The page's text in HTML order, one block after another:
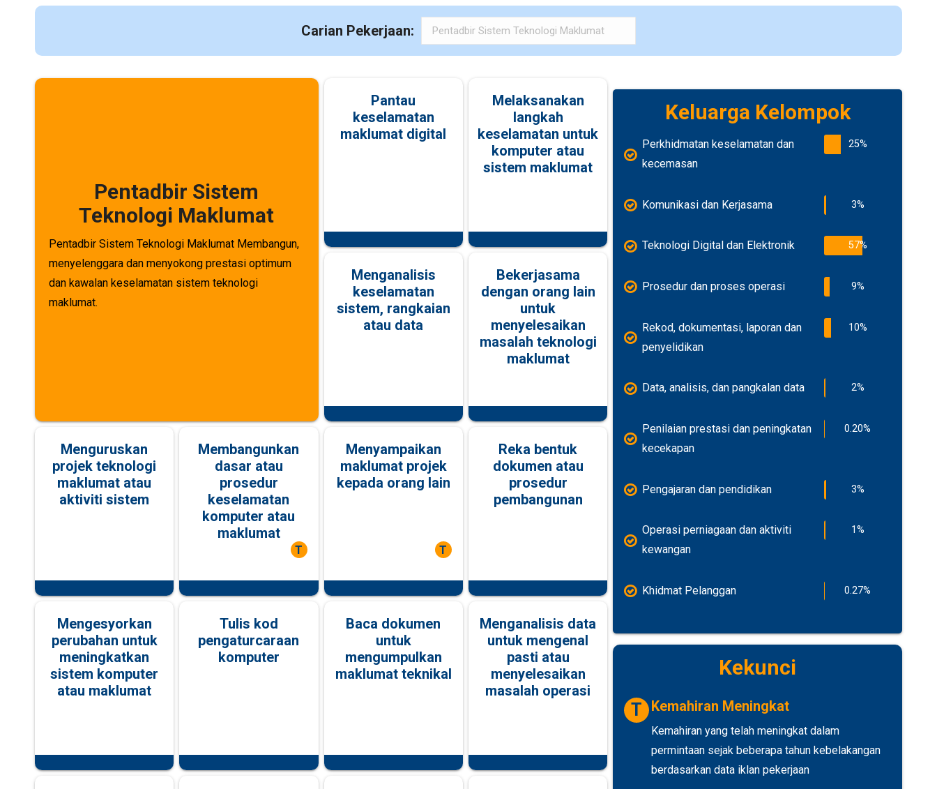
Carian Pekerjaan:
Pentadbir Sistem
Teknologi Maklumat
Pentadbir Sistem Teknologi Maklumat Membangun,
menyelenggara dan menyokong prestasi optimum
dan kawalan keselamatan sistem teknologi
maklumat.
Pantau
keselamatan
maklumat digital
Melaksanakan
langkah
keselamatan untuk
komputer atau
sistem maklumat
Menganalisis
keselamatan
sistem, rangkaian
atau data
Bekerjasama
dengan orang lain
untuk
menyelesaikan
masalah teknologi
maklumat
Menguruskan
projek teknologi
maklumat atau
aktiviti sistem
Membangunkan
dasar atau
prosedur
keselamatan
komputer atau
maklumat
T
Menyampaikan
maklumat projek
kepada orang lain
T
Reka bentuk
dokumen atau
prosedur
pembangunan
Mengesyorkan
perubahan untuk
meningkatkan
sistem komputer
atau maklumat
Tulis kod
pengaturcaraan
komputer
Baca dokumen
untuk
mengumpulkan
maklumat teknikal
Menganalisis data
untuk mengenal
pasti atau
menyelesaikan
masalah operasi
Keluarga Kelompok
Perkhidmatan keselamatan dan
kecemasan
25%
Komunikasi dan Kerjasama 3%
Teknologi Digital dan Elektronik 57%
Prosedur dan proses operasi 9%
Rekod, dokumentasi, laporan dan
penyelidikan
10%
Data, analisis, dan pangkalan data 2%
Penilaian prestasi dan peningkatan
kecekapan
0.20%
Pengajaran dan pendidikan 3%
Operasi perniagaan dan aktiviti
kewangan
1%
Khidmat Pelanggan 0.27%
Kekunci
T Kemahiran Meningkat
Kemahiran yang telah meningkat dalam
permintaan sejak beberapa tahun kebelakangan
berdasarkan data iklan pekerjaan